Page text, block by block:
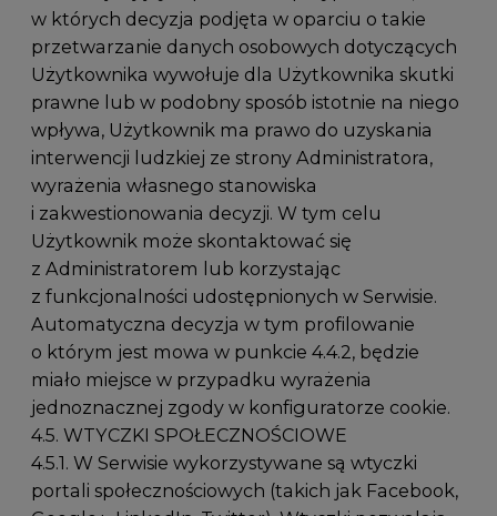
w których decyzja podjęta w oparciu o takie
przetwarzanie danych osobowych dotyczących
Użytkownika wywołuje dla Użytkownika skutki
prawne lub w podobny sposób istotnie na niego
wpływa, Użytkownik ma prawo do uzyskania
interwencji ludzkiej ze strony Administratora,
wyrażenia własnego stanowiska
i zakwestionowania decyzji. W tym celu
Użytkownik może skontaktować się
z Administratorem lub korzystając
z funkcjonalności udostępnionych w Serwisie.
Automatyczna decyzja w tym profilowanie
o którym jest mowa w punkcie 4.4.2, będzie
miało miejsce w przypadku wyrażenia
jednoznacznej zgody w konfiguratorze cookie.
4.5. WTYCZKI SPOŁECZNOŚCIOWE
4.5.1. W Serwisie wykorzystywane są wtyczki
portali społecznościowych (takich jak Facebook,